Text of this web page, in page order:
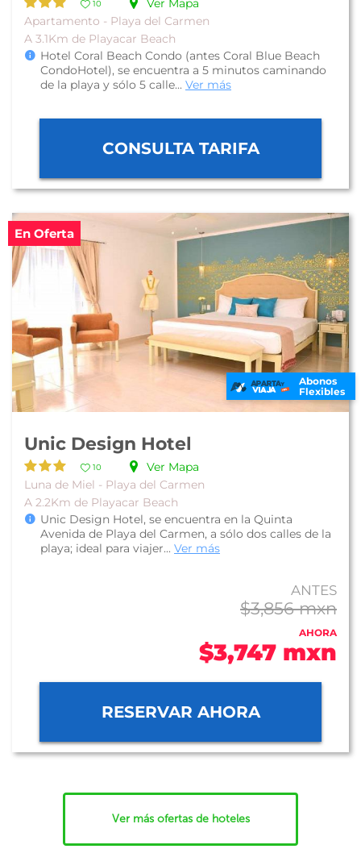
10
Ver Mapa
Apartamento - Playa del Carmen
A 3.1Km de Playacar Beach
Hotel Coral Beach Condo (antes Coral Blue Beach
CondoHotel), se encuentra a 5 minutos caminando
de la playa y sólo 5 calle... Ver más
CONSULTA TARIFA
En Oferta
Abonos
Flexibles
Unic Design Hotel
10
Ver Mapa
Luna de Miel - Playa del Carmen
A 2.2Km de Playacar Beach
Unic Design Hotel, se encuentra en la Quinta
Avenida de Playa del Carmen, a sólo dos calles de la
playa; ideal para viajer... Ver más
ANTES
$3,856 mxn
AHORA
$3,747 mxn
RESERVAR AHORA
Ver más ofertas de hoteles